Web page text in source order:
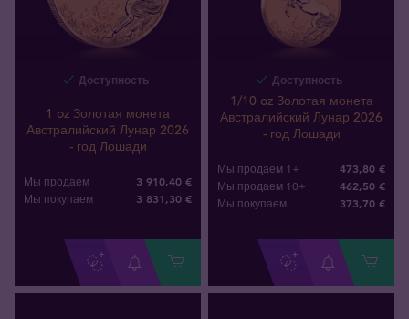
Доступность
1 oz Золотая монета
Австралийский Лунар 2026
- год Лошади
Мы продаем 3 910,40 €
Мы покупаем 3 831,30 €
Доступность
1/10 oz Золотая монета
Австралийский Лунар 2026
- год Лошади
Мы продаем 1+ 473,80 €
Мы продаем 10+ 462,50 €
Мы покупаем 373,70 €